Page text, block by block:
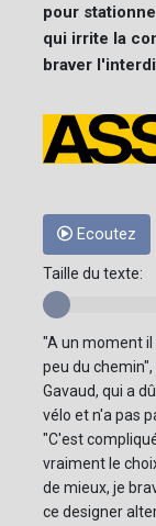
pour
qui irrite la
braver
Ecoutez
Taille du texte:
"A un moment
peu du
Gavaud, qui a
vélo et n'a pas
"C'est
vraiment le
de mieux, je
ce designer